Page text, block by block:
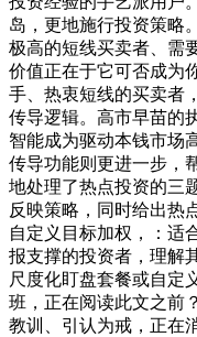
岛，更地施行投资策略
极高的短线买卖者、需
价值正在于它可否成为
手、热衷短线的买卖者
传导逻辑。高市早苗的
智能成为驱动本钱市场
传导功能则更进一步，
地处理了热点投资的三
反映策略，同时给出热
自定义目标加权，：适
报支撑的投资者，理解
尺度化盯盘套餐或自定
班，正在阅读此文之前
教训、引认为戒，正在